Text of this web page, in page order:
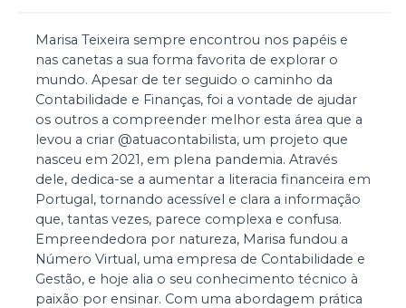
Marisa Teixeira sempre encontrou nos papéis e
nas canetas a sua forma favorita de explorar o
mundo. Apesar de ter seguido o caminho da
Contabilidade e Finanças, foi a vontade de ajudar
os outros a compreender melhor esta área que a
levou a criar @atuacontabilista, um projeto que
nasceu em 2021, em plena pandemia. Através
dele, dedica-se a aumentar a literacia financeira em
Portugal, tornando acessível e clara a informação
que, tantas vezes, parece complexa e confusa.
Empreendedora por natureza, Marisa fundou a
Número Virtual, uma empresa de Contabilidade e
Gestão, e hoje alia o seu conhecimento técnico à
paixão por ensinar. Com uma abordagem prática